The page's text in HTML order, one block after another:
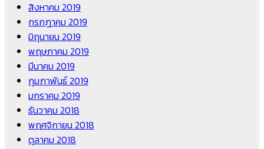
สิงหาคม 2019
กรกฎาคม 2019
มิถุนายน 2019
พฤษภาคม 2019
มีนาคม 2019
กุมภาพันธ์ 2019
มกราคม 2019
ธันวาคม 2018
พฤศจิกายน 2018
ตุลาคม 2018